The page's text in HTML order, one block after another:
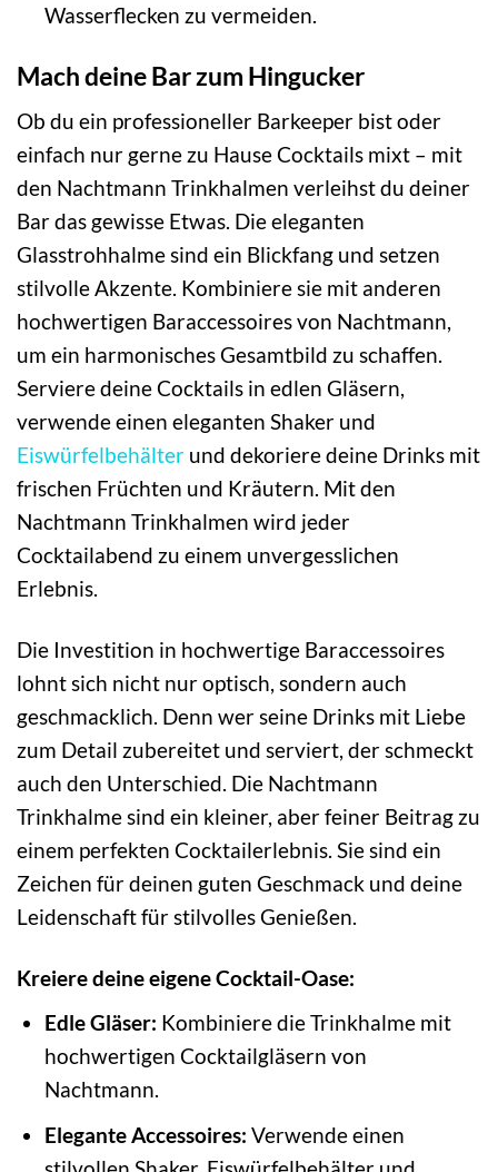
Wasserflecken zu vermeiden.
Mach deine Bar zum Hingucker
Ob du ein professioneller Barkeeper bist oder
einfach nur gerne zu Hause Cocktails mixt – mit
den Nachtmann Trinkhalmen verleihst du deiner
Bar das gewisse Etwas. Die eleganten
Glasstrohhalme sind ein Blickfang und setzen
stilvolle Akzente. Kombiniere sie mit anderen
hochwertigen Baraccessoires von Nachtmann,
um ein harmonisches Gesamtbild zu schaffen.
Serviere deine Cocktails in edlen Gläsern,
verwende einen eleganten Shaker und
Eiswürfelbehälter und dekoriere deine Drinks mit
frischen Früchten und Kräutern. Mit den
Nachtmann Trinkhalmen wird jeder
Cocktailabend zu einem unvergesslichen
Erlebnis.
Die Investition in hochwertige Baraccessoires
lohnt sich nicht nur optisch, sondern auch
geschmacklich. Denn wer seine Drinks mit Liebe
zum Detail zubereitet und serviert, der schmeckt
auch den Unterschied. Die Nachtmann
Trinkhalme sind ein kleiner, aber feiner Beitrag zu
einem perfekten Cocktailerlebnis. Sie sind ein
Zeichen für deinen guten Geschmack und deine
Leidenschaft für stilvolles Genießen.
Kreiere deine eigene Cocktail-Oase:
Edle Gläser: Kombiniere die Trinkhalme mit
hochwertigen Cocktailgläsern von
Nachtmann.
Elegante Accessoires: Verwende einen